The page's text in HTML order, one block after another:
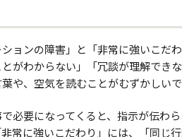
ョンの障害」と「非常に強いこだ
がわからない」「冗談が理解でき
や、空気を読むことがむずかしいで
必要になってくると、指示が伝わ
常に強いこだわり」には、「同じ